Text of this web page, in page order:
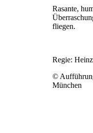
Rasante,
fliegen.
Regie:
©
München